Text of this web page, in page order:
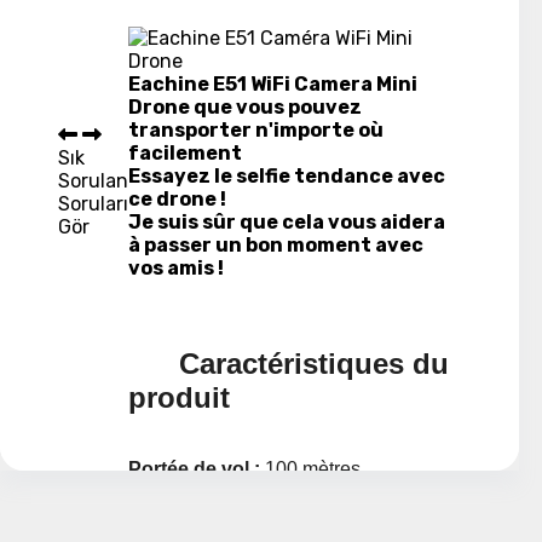
Sık
Sorulan
Soruları
Gör
Eachine E51 WiFi Camera Mini
Drone que vous pouvez
transporter n'importe où
facilement
Essayez le selfie tendance avec
ce drone !
Je suis sûr que cela vous aidera
à passer un bon moment avec
vos amis !
Caractéristiques du
produit
Portée de vol : 100 mètres